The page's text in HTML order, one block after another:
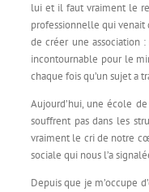
lui et il faut vraiment le
professionnelle qui venait
de créer une association
incontournable pour le
chaque fois qu’un sujet a
Aujourd’hui, une école
souffrent pas dans les
vraiment le cri de notre
sociale qui nous l’a
Depuis que je m’occupe